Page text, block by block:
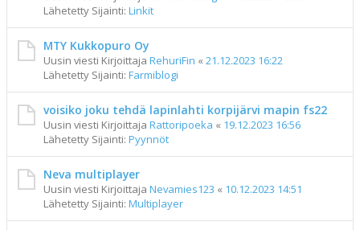
Lähetetty Sijainti: Linkit
MTY Kukkopuro Oy
Uusin viesti Kirjoittaja RehuriFin « 21.12.2023 16:22
Lähetetty Sijainti: Farmiblogi
voisiko joku tehdä lapinlahti korpijärvi mapin fs22
Uusin viesti Kirjoittaja Rattoripoeka « 19.12.2023 16:56
Lähetetty Sijainti: Pyynnöt
Neva multiplayer
Uusin viesti Kirjoittaja Nevamies123 « 10.12.2023 14:51
Lähetetty Sijainti: Multiplayer